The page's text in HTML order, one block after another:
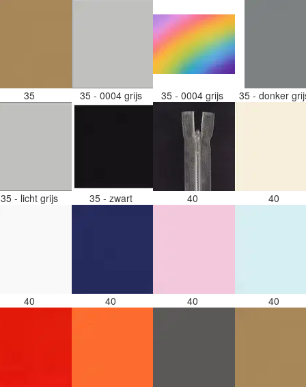
35 35 - 0004 grijs 35 - 0004 grijs 35 - donker
35 - licht grijs 35 - zwart 40 40
40 40 40 40